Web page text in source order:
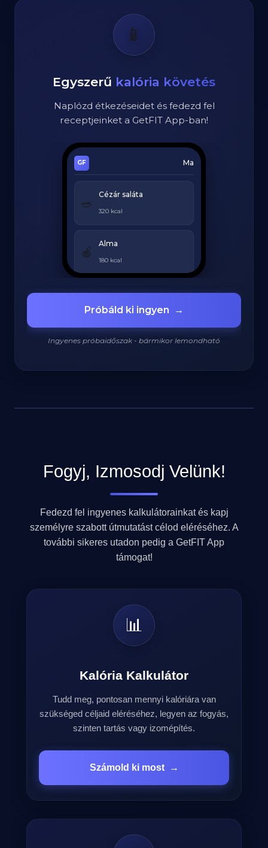
📱
Egyszerű kalória követés
Naplózd étkezéseidet és fedezd fel
receptjeinket a GetFIT App-ban!
Ma
🥗
Cézár saláta
320 kcal
🍎
Alma
180 kcal
Grillezett csirke
420 kcal
Próbáld ki ingyen →
Ingyenes próbaidőszak - bármikor lemondható
Fogyj, Izmosodj Velünk!
Fedezd fel ingyenes kalkulátorainkat és kapj
személyre szabott útmutatást célod eléréséhez. A
további sikeres utadon pedig a GetFIT App
támogat!
📊
Kalória Kalkulátor
Tudd meg, pontosan mennyi kalóriára van
szükséged céljaid eléréséhez, legyen az fogyás,
szinten tartás vagy izomépítés.
Számold ki most →